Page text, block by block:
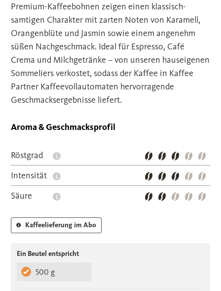
Premium-Kaffeebohnen zeigen einen klassisch-
samtigen Charakter mit zarten Noten von Karamell,
Orangenblüte und Jasmin sowie einem angenehm
süßen Nachgeschmack. Ideal für Espresso, Café
Crema und Milchgetränke – von unseren hauseigenen
Sommeliers verkostet, sodass der Kaffee in Kaffee
Partner Kaffeevollautomaten hervorragende
Geschmacksergebnisse liefert.
Aroma & Geschmacksprofil
Röstgrad
Intensität
Säure
Kaffeelieferung im Abo
Ein Beutel entspricht
500 g